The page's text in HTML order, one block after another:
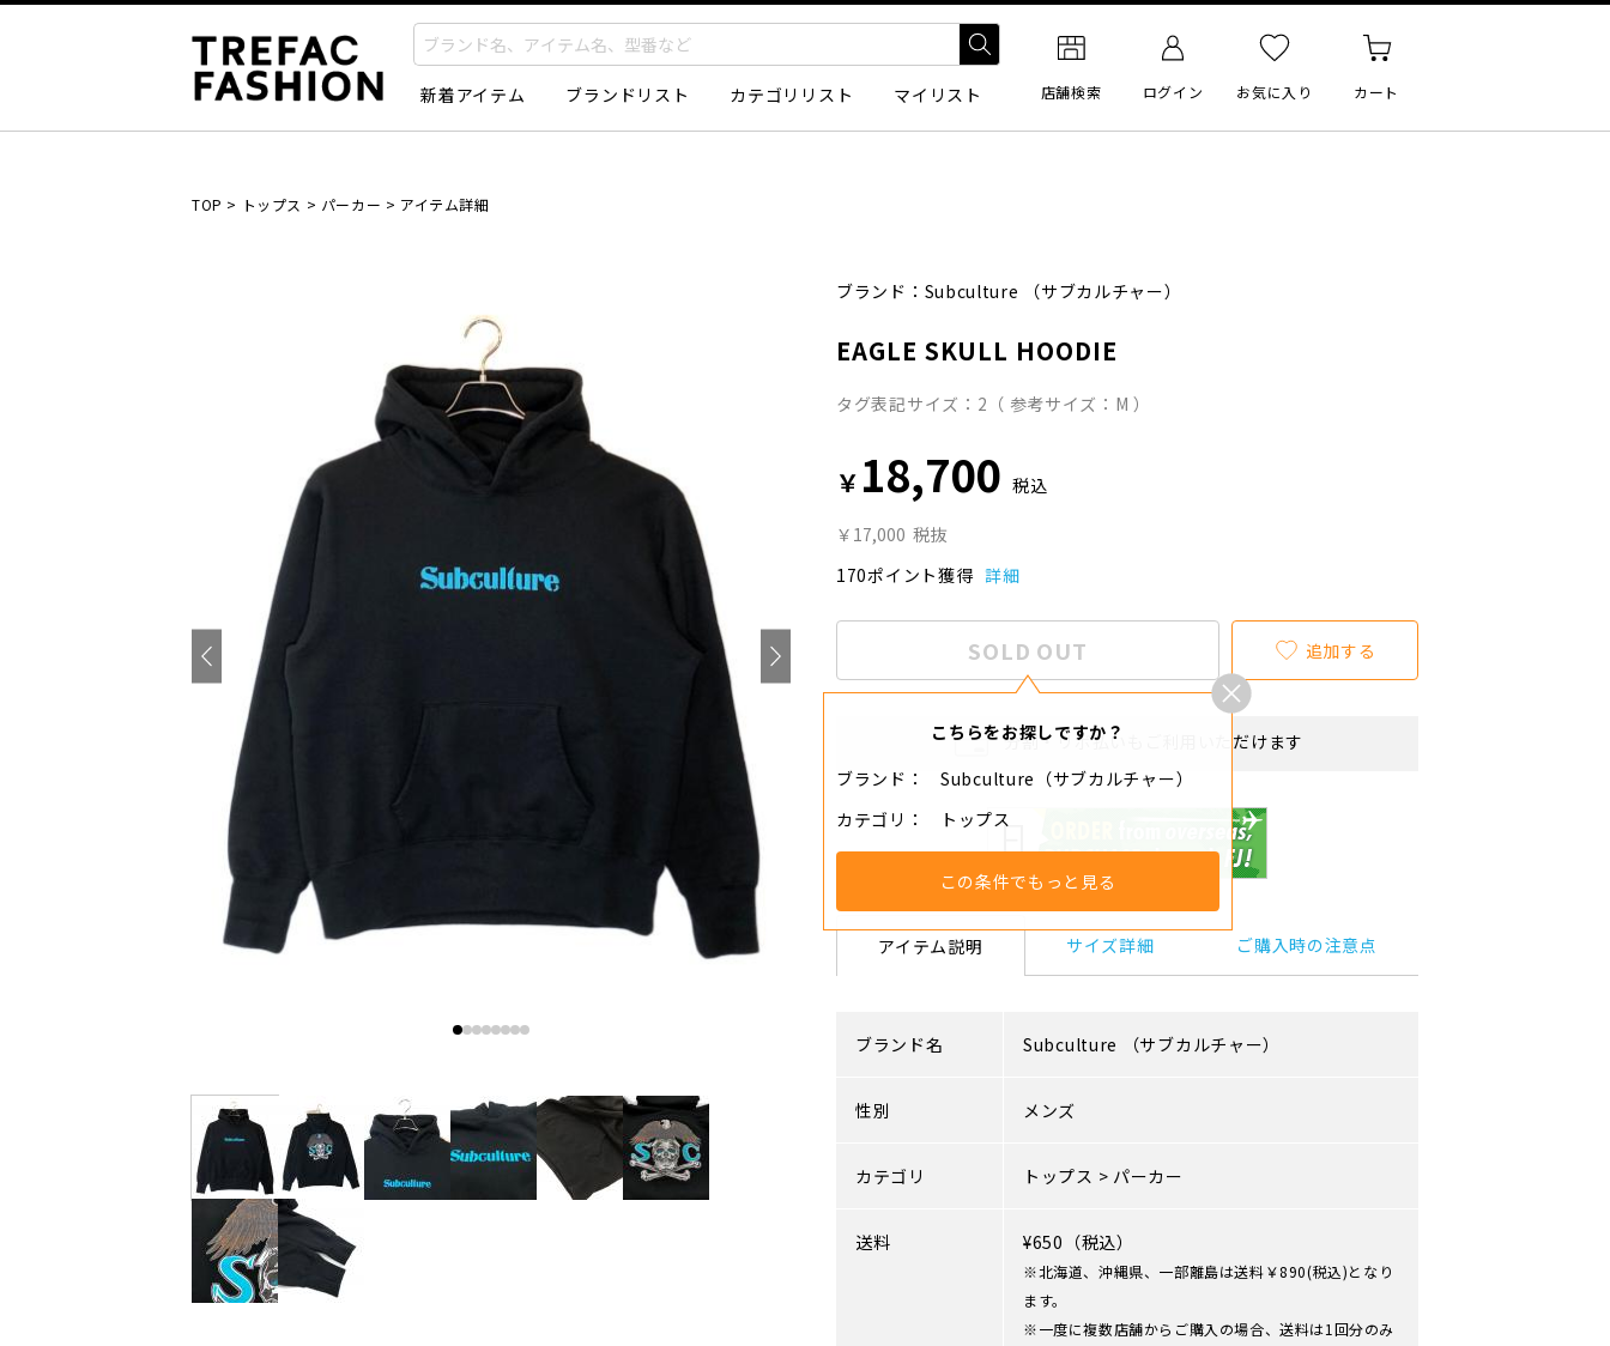
新着アイテム ブランドリスト カテゴリリスト マイリスト 店舗検索 ログイン お気に入り カート
TOP > トップス > パーカー > アイテム詳細
ブランド： Subculture （サブカルチャー）
EAGLE SKULL HOODIE
タグ表記サイズ：2（ 参考サイズ：M ）
￥ 18,700 税込
￥17,000 税抜
170ポイント獲得 詳細
SOLD OUT
こちらをお探しですか？
ブランド
Subculture（サブカルチャー）
カテゴリ
トップス
この条件でもっと見る
追加する
分割・リボ払いもご利用いただけます
アイテム説明 サイズ詳細 ご購入時の注意点
ブランド名 Subculture （サブカルチャー）
性別 メンズ
カテゴリ トップス > パーカー
送料 ¥650（税込）
※北海道、沖縄県、一部離島は送料￥890(税込)となり
ます。
※一度に複数店舗からご購入の場合、送料は1回分のみ